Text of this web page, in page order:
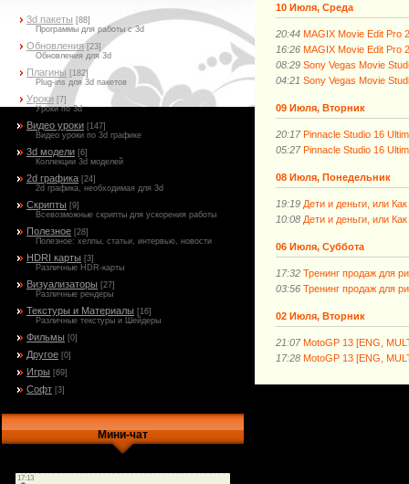
3d пакеты [88]
Программы для работы с 3d
Обновления [23]
Обновления для 3d
Плагины [182]
Plug-ins для 3d пакетов
Уроки [7]
Уроки по 3d
Видео уроки [147]
Видео уроки по 3d графике
3d модели [6]
Коллекции 3d моделей
2d графика [24]
2d графика, необходимая для 3d
Скрипты [9]
Всевозможные скрипты для ускорения работы
Полезное [28]
Полезное: хелпы, статьи, интервью, новости
HDRI карты [3]
Различные HDR-карты
Визуализаторы [27]
Различные рендеры
Текстуры и Материалы [16]
Различные текстуры и Шейдеры
Фильмы [0]
Другое [0]
Игры [69]
Софт [3]
Мини-чат
10 Июля, Среда
20:44 MAGIX Movie Edit Pro
16:26 MAGIX Movie Edit Pro
08:29 Sony Vegas Movie
04:21 Sony Vegas Movie
09 Июля, Вторник
20:17 Pinnacle Studio 16
05:27 Pinnacle Studio 16
08 Июля, Понедельник
19:19 Дети и деньги, или
10:08 Дети и деньги, или
06 Июля, Суббота
17:32 Тренинг продаж для
03:56 Тренинг продаж для
02 Июля, Вторник
21:07 MotoGP 13 [ENG,
17:28 MotoGP 13 [ENG,